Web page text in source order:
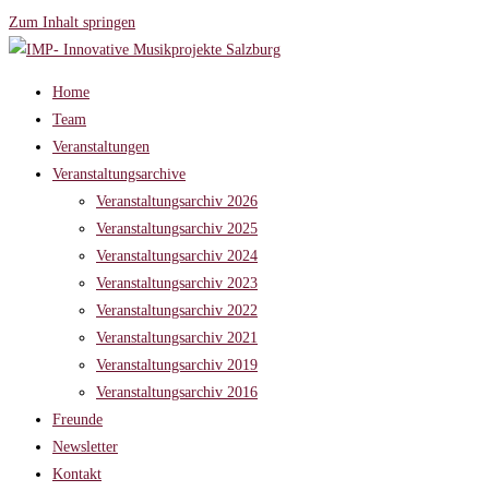
Zum Inhalt springen
Home
Team
Veranstaltungen
Veranstaltungsarchive
Veranstaltungsarchiv 2026
Veranstaltungsarchiv 2025
Veranstaltungsarchiv 2024
Veranstaltungsarchiv 2023
Veranstaltungsarchiv 2022
Veranstaltungsarchiv 2021
Veranstaltungsarchiv 2019
Veranstaltungsarchiv 2016
Freunde
Newsletter
Kontakt